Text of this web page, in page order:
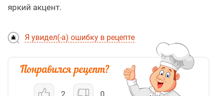
яркий акцент.
Я увидел(-а) ошибку в рецепте
2 0